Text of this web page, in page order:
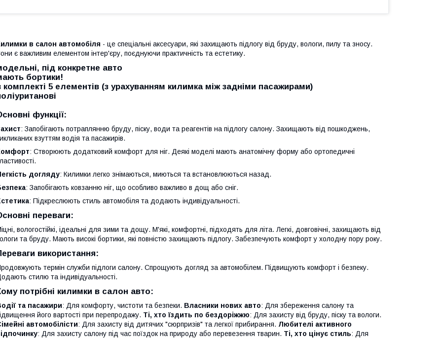
в салон автомобіля - це спеціальні аксесуари, які захищають підлогу від бруду, вологи, пилу та зносу.
є важливим елементом інтер'єру, поєднуючи практичність та естетику.
під конкретне авто
бортики!
комплекті 5 елементів (з урахуванням килимка між задніми пасажирами)
функції:
: Запобігають потраплянню бруду, піску, води та реагентів на підлогу салону. Захищають від пошкоджень,
взуттям водія та пасажирів.
: Створюють додатковий комфорт для ніг. Деякі моделі мають анатомічну форму або ортопедичні
догляду: Килимки легко знімаються, миються та встановлюються назад.
: Запобігають ковзанню ніг, що особливо важливо в дощ або сніг.
: Підкреслюють стиль автомобіля та додають індивідуальності.
переваги:
вологостійкі, ідеальні для зими та дощу. М'які, комфортні, підходять для літа. Легкі, довговічні, захищають від
та бруду. Мають високі бортики, які повністю захищають підлогу. Забезпечують комфорт у холодну пору року.
використання:
термін служби підлоги салону. Спрощують догляд за автомобілем. Підвищують комфорт і безпеку.
стилю та індивідуальності.
потрібні килимки в салон авто:
та пасажири: Для комфорту, чистоти та безпеки. Власники нових авто: Для збереження салону та
його вартості при перепродажу. Ті, хто їздить по бездоріжжю: Для захисту від бруду, піску та вологи.
автомобілісти: Для захисту від дитячих "сюрпризів" та легкої прибирання. Любителі активного
: Для захисту салону під час поїздок на природу або перевезення тварин. Ті, хто цінує стиль: Для